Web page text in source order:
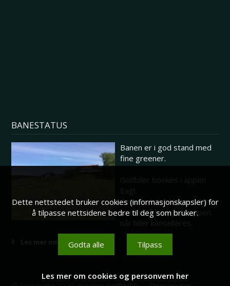
BANESTATUS
Banen er i god stand med
fine greener.
Dersom biler ikke er tillatt
vil man få beskjed i appen
Les mer om banestatus her
Dette nettstedet bruker cookies (informasjonskapsler) for
å tilpasse nettsidene bedre til deg som bruker.
Godta alle Tilpass
Les mer om cookies og personvern her